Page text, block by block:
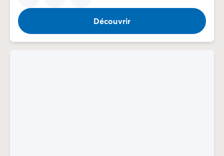
Découvrir